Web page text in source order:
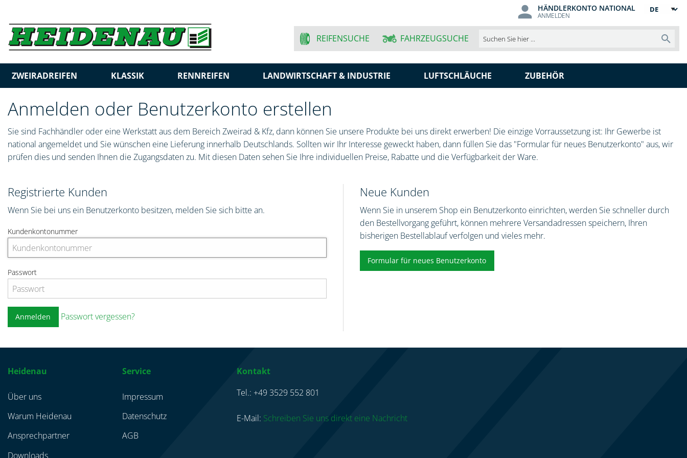
Sprache
HÄNDLERKONTO NATIONAL
ANMELDEN
REIFENSUCHE FAHRZEUGSUCHE
ZWEIRADREIFEN KLASSIK RENNREIFEN LANDWIRTSCHAFT & INDUSTRIE LUFTSCHLÄUCHE ZUBEHÖR
Anmelden oder Benutzerkonto erstellen
Sie sind Fachhändler oder eine Werkstatt aus dem Bereich Zweirad & Kfz, dann können Sie unsere Produkte bei uns direkt erwerben! Die einzige Vorraussetzung ist: Ihr Gewerbe ist
national angemeldet und Sie wünschen eine Lieferung innerhalb Deutschlands. Sollten wir Ihr Interesse geweckt haben, dann füllen Sie das "Formular für neues Benutzerkonto" aus, wir
prüfen dies und senden Ihnen die Zugangsdaten zu. Mit diesen Daten sehen Sie Ihre individuellen Preise, Rabatte und die Verfügbarkeit der Ware.
Neue Kunden
Wenn Sie in unserem Shop ein Benutzerkonto einrichten, werden Sie schneller durch
den Bestellvorgang geführt, können mehrere Versandadressen speichern, Ihren
bisherigen Bestellablauf verfolgen und vieles mehr.
Formular für neues Benutzerkonto
Registrierte Kunden
Wenn Sie bei uns ein Benutzerkonto besitzen, melden Sie sich bitte an.
Kundenkontonummer
Passwort
Anmelden Passwort vergessen?
Heidenau
Über uns
Warum Heidenau
Ansprechpartner
Downloads
Service
Impressum
Datenschutz
AGB
Kontakt
Tel.: +49 3529 552 801
E-Mail: Schreiben Sie uns direkt eine Nachricht